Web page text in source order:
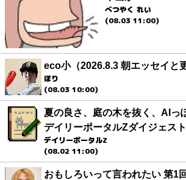
べつやく れい
(08.03 11:00)
eco小（2026.8.3 朝エッセイと
ほり
(08.03 10:00)
夏の良さ、庭の木を抜く、AIっ
デイリーポータルZダイジェスト
デイリーポータルZ
(08.02 11:00)
おもしろいって言われたい 第1回